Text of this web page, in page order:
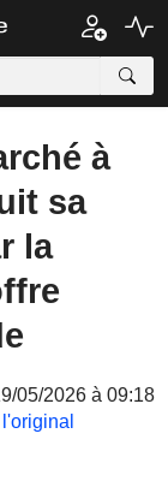
à
sa
la
05/2026 à 09:18